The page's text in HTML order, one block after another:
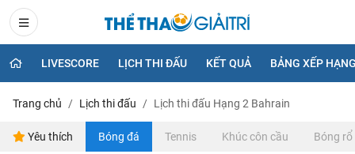
LIVESCORE LỊCH THI ĐẤU KẾT QUẢ BẢNG XẾP
Trang chủ Lịch thi đấu Lịch thi đấu Hạng 2 Bahrain
Yêu thích Bóng đá Tennis Khúc côn cầu Bóng rổ